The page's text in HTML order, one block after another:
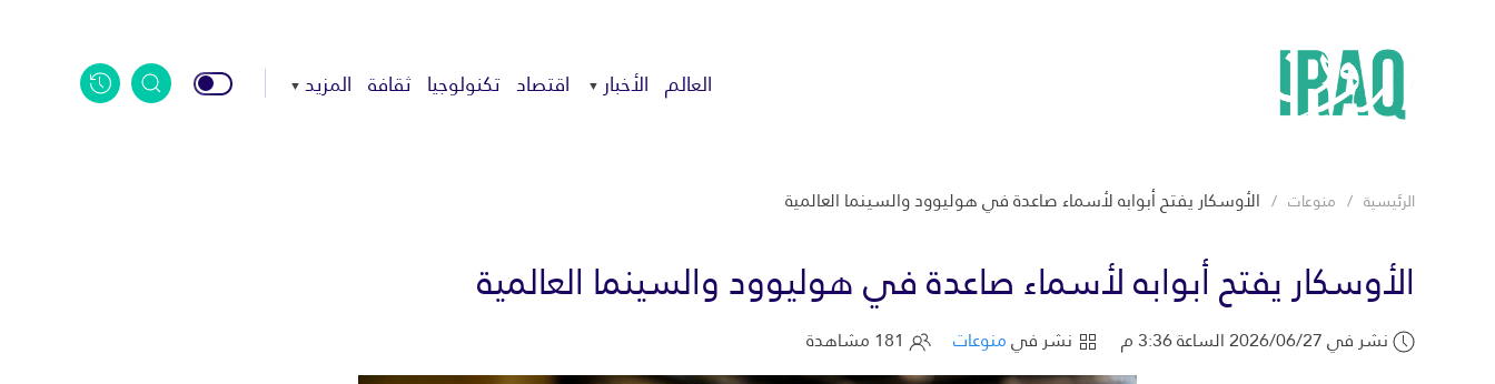
العالم الأخبار اقتصاد تكنولوجيا ثقافة المزيد
الرئيسية منوعات الأوسكار يفتح أبوابه لأسماء صاعدة في هوليوود والسينما العالمية
الأوسكار يفتح أبوابه لأسماء صاعدة في هوليوود والسينما العالمية
نشر في 2026/06/27 الساعة 3:36 م نشر فيمنوعات